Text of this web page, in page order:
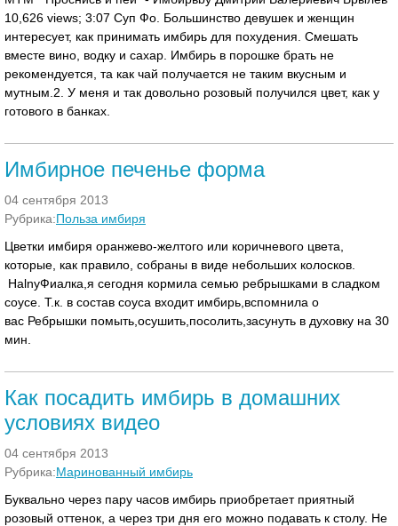
10,626 views; 3:07 Суп Фо. Большинство девушек и женщин
интересует, как принимать имбирь для похудения. Смешать
вместе вино, водку и сахар. Имбирь в порошке брать не
рекомендуется, та как чай получается не таким вкусным и
мутным.2. У меня и так довольно розовый получился цвет, как у
готового в банках.
Имбирное печенье форма
04 сентября 2013
Рубрика:Польза имбиря
Цветки имбиря оранжево-желтого или коричневого цвета,
которые, как правило, собраны в виде небольших колосков.
HalnyФиалка,я сегодня кормила семью ребрышками в сладком
соусе. Т.к. в состав соуса входит имбирь,вспомнила о
вас Ребрышки помыть,осушить,посолить,засунуть в духовку на 30
мин.
Как посадить имбирь в домашних
условиях видео
04 сентября 2013
Рубрика:Маринованный имбирь
Буквально через пару часов имбирь приобретает приятный
розовый оттенок, а через три дня его можно подавать к столу. Не